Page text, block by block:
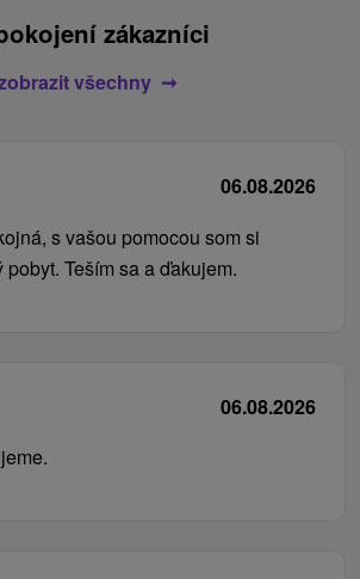
zákazníci
všechny
06.08.2026
s vašou pomocou som si
Teším sa a ďakujem.
06.08.2026